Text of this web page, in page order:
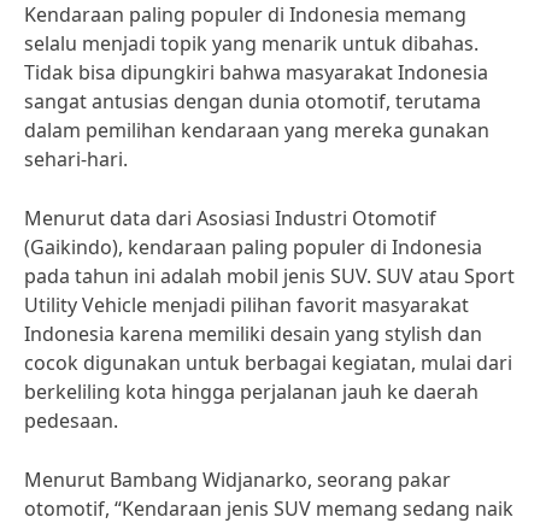
Kendaraan paling populer di Indonesia memang
selalu menjadi topik yang menarik untuk dibahas.
Tidak bisa dipungkiri bahwa masyarakat Indonesia
sangat antusias dengan dunia otomotif, terutama
dalam pemilihan kendaraan yang mereka gunakan
sehari-hari.
Menurut data dari Asosiasi Industri Otomotif
(Gaikindo), kendaraan paling populer di Indonesia
pada tahun ini adalah mobil jenis SUV. SUV atau Sport
Utility Vehicle menjadi pilihan favorit masyarakat
Indonesia karena memiliki desain yang stylish dan
cocok digunakan untuk berbagai kegiatan, mulai dari
berkeliling kota hingga perjalanan jauh ke daerah
pedesaan.
Menurut Bambang Widjanarko, seorang pakar
otomotif, “Kendaraan jenis SUV memang sedang naik